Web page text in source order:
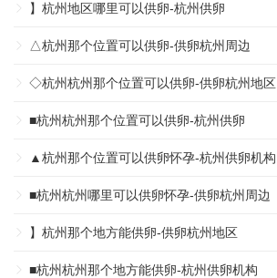
】杭州地区哪里可以供卵-杭州供卵
△杭州那个位置可以供卵-供卵杭州周边
◇杭州杭州那个位置可以供卵-供卵杭州地区
■杭州杭州那个位置可以供卵-杭州供卵
▲杭州那个位置可以供卵怀孕-杭州供卵机构
■杭州杭州哪里可以供卵怀孕-供卵杭州周边
】杭州那个地方能供卵-供卵杭州地区
■杭州杭州那个地方能供卵-杭州供卵机构